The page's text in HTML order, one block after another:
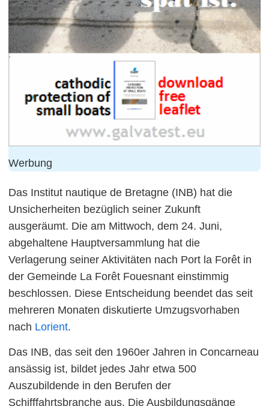
Werbung
Das Institut nautique de Bretagne (INB) hat die
Unsicherheiten bezüglich seiner Zukunft
ausgeräumt. Die am Mittwoch, dem 24. Juni,
abgehaltene Hauptversammlung hat die
Verlagerung seiner Aktivitäten nach Port la Forêt in
der Gemeinde La Forêt Fouesnant einstimmig
beschlossen. Diese Entscheidung beendet das seit
mehreren Monaten diskutierte Umzugsvorhaben
nach Lorient.
Das INB, das seit den 1960er Jahren in Concarneau
ansässig ist, bildet jedes Jahr etwa 500
Auszubildende in den Berufen der
Schifffahrtsbranche aus. Die Ausbildungsgänge